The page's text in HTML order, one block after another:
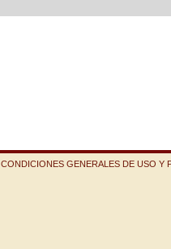
CONDICIONES GENERALES DE USO Y